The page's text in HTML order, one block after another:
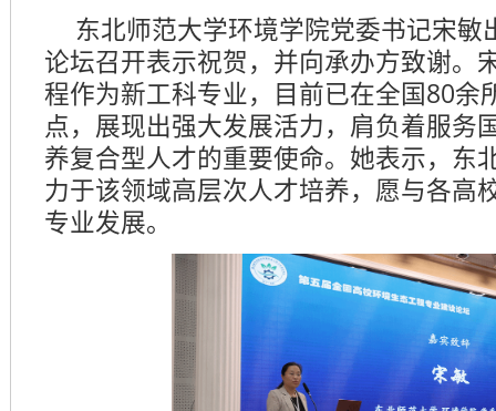
东北师范大学环境学院党委书记宋敏
论坛召开表示祝贺，并向承办方致谢。
程作为新工科专业，目前已在全国80余
点，展现出强大发展活力，肩负着服务
养复合型人才的重要使命。她表示，东
力于该领域高层次人才培养，愿与各高
专业发展。